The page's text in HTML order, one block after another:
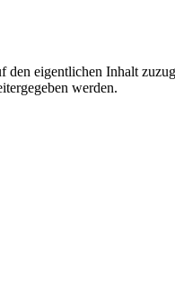
den eigentlichen Inhalt
werden.